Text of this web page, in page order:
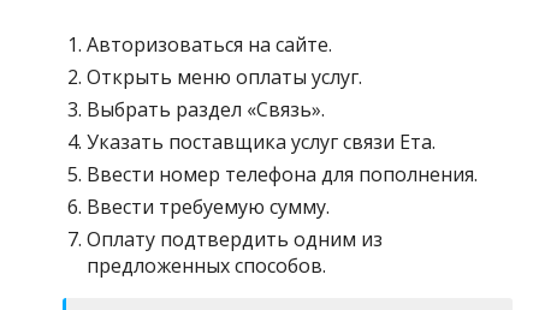
Авторизоваться на сайте.
Открыть меню оплаты услуг.
Выбрать раздел «Связь».
Указать поставщика услуг связи Ета.
Ввести номер телефона для пополнения.
Ввести требуемую сумму.
Оплату подтвердить одним из
предложенных способов.